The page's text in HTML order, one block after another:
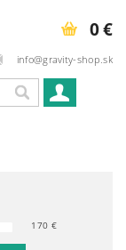
info@gravity-shop.sk
0 €
170 €